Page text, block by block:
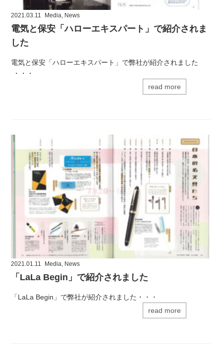
2021.03.11 Media, News
電気と保安「ハローエキスパート」で紹介されま
した
電気と保安「ハローエキスパート」で弊社が紹介されました
・・・
read more
2021.01.11 Media, News
「LaLa Begin」で紹介されました
「LaLa Begin」で弊社が紹介されました・・・
read more